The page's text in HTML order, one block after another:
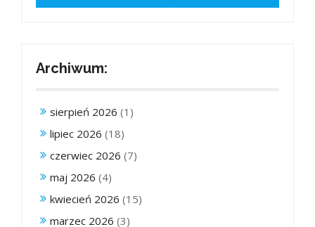
Archiwum:
sierpień 2026 (1)
lipiec 2026 (18)
czerwiec 2026 (7)
maj 2026 (4)
kwiecień 2026 (15)
marzec 2026 (3)